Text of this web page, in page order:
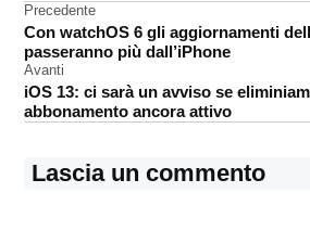
Nintendo
Super
Mario
Navigazione
articoli
Precedente
Con watchOS 6 gli aggiornamenti
passeranno più dall’iPhone
Avanti
iOS 13: ci sarà un avviso se
abbonamento ancora attivo
Lascia un commento